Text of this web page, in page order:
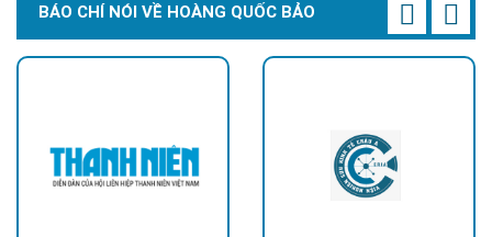
BÁO CHÍ NÓI VỀ HOÀNG QUỐC BẢO